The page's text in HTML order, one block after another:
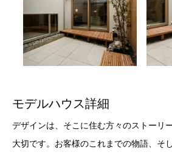
モデルハウス詳細
デザインは、そこに住む方々のストーリ
大切です。お客様のこれまでの物語、そ